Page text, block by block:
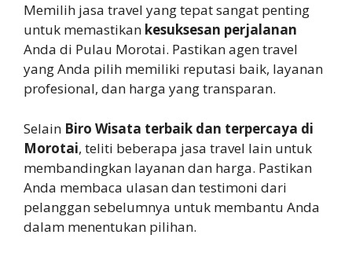
Memilih jasa travel yang tepat sangat penting
untuk memastikan kesuksesan perjalanan
Anda di Pulau Morotai. Pastikan agen travel
yang Anda pilih memiliki reputasi baik, layanan
profesional, dan harga yang transparan.
Selain Biro Wisata terbaik dan terpercaya di
Morotai, teliti beberapa jasa travel lain untuk
membandingkan layanan dan harga. Pastikan
Anda membaca ulasan dan testimoni dari
pelanggan sebelumnya untuk membantu Anda
dalam menentukan pilihan.